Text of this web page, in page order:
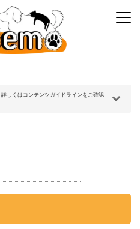
しくはコンテンツガイドラインをご確認